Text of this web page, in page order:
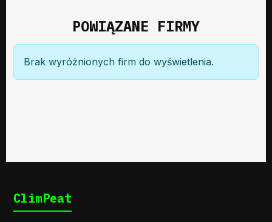
POWIĄZANE FIRMY
Brak wyróżnionych firm do wyświetlenia.
ClimPeat